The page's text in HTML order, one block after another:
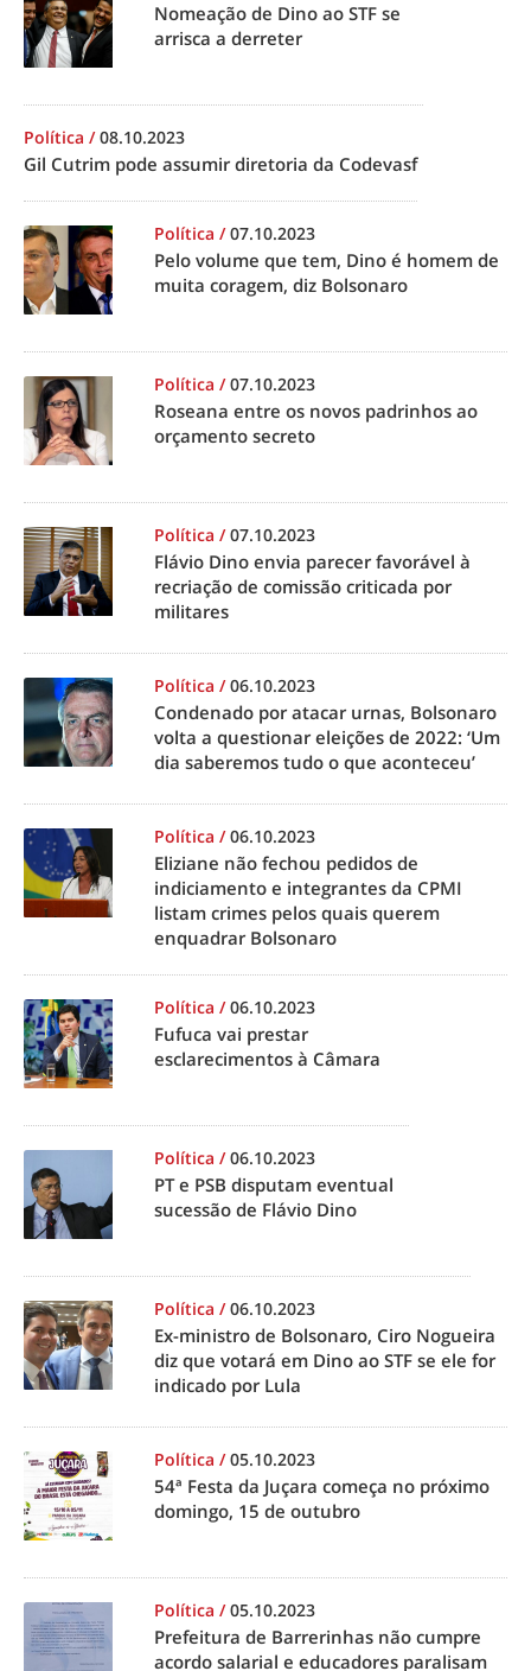
Nomeação de Dino ao STF se
arrisca a derreter
Política /08.10.2023
Gil Cutrim pode assumir diretoria da Codevasf
Política /07.10.2023
Pelo volume que tem, Dino é homem de
muita coragem, diz Bolsonaro
Política /07.10.2023
Roseana entre os novos padrinhos ao
orçamento secreto
Política /07.10.2023
Flávio Dino envia parecer favorável à
recriação de comissão criticada por
militares
Política /06.10.2023
Condenado por atacar urnas, Bolsonaro
volta a questionar eleições de 2022: ‘Um
dia saberemos tudo o que aconteceu’
Política /06.10.2023
Eliziane não fechou pedidos de
indiciamento e integrantes da CPMI
listam crimes pelos quais querem
enquadrar Bolsonaro
Política /06.10.2023
Fufuca vai prestar
esclarecimentos à Câmara
Política /06.10.2023
PT e PSB disputam eventual
sucessão de Flávio Dino
Política /06.10.2023
Ex-ministro de Bolsonaro, Ciro Nogueira
diz que votará em Dino ao STF se ele for
indicado por Lula
Política /05.10.2023
54ª Festa da Juçara começa no próximo
domingo, 15 de outubro
Política /05.10.2023
Prefeitura de Barrerinhas não cumpre
acordo salarial e educadores paralisam